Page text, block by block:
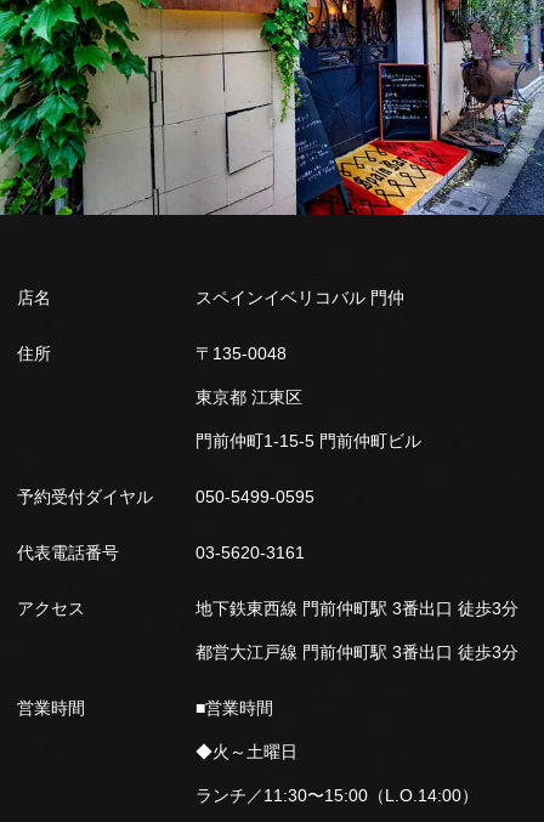
店名 スペインイベリコバル 門仲
住所 〒135-0048
東京都 江東区
門前仲町1-15-5 門前仲町ビル
予約受付ダイヤル 050-5499-0595
代表電話番号 03-5620-3161
アクセス 地下鉄東西線 門前仲町駅 3番出口 徒歩3分
都営大江戸線 門前仲町駅 3番出口 徒歩3分
営業時間 ■営業時間
◆火～土曜日
ランチ／11:30〜15:00（L.O.14:00）